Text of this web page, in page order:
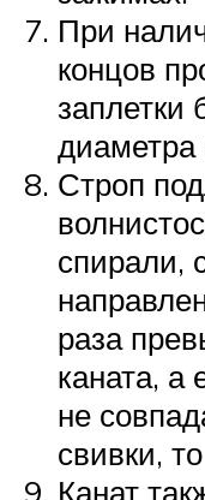
При
концов
заплетки
диаметра
Строп
спирали,
раза
каната, а
не
свивки,
Канат